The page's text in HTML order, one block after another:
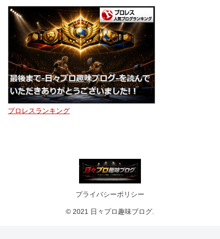
プロレスランキング
プライバシーポリシー
© 2021 日々プロ趣味ブログ.